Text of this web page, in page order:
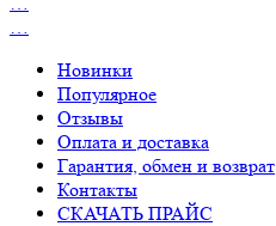
…
Новинки
Популярное
Отзывы
Оплата и доставка
Гарантия, обмен и возврат
Контакты
СКАЧАТЬ ПРАЙС